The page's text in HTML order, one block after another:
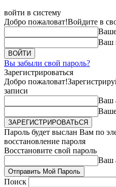
войти в систему
Добро пожаловат!Войдите в
Ваш
Вы забыли свой пароль?
Зарегистрироваться
Добро пожаловат!
записи
Ваш
Пароль будет выслан Вам по
восстановление пароля
Восстановите свой пароль
Ваш
Поиск